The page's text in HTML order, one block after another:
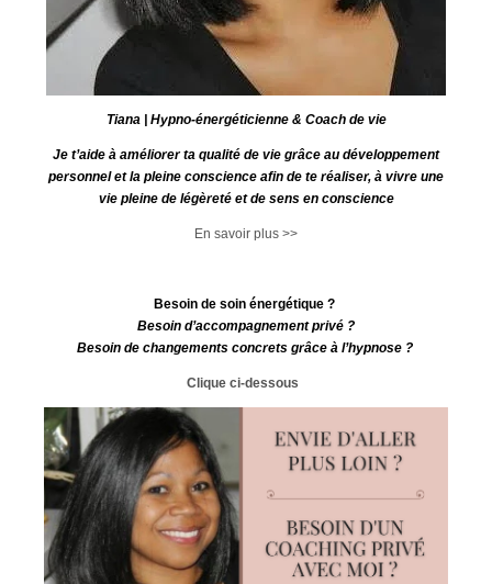
Tiana | Hypno-énergéticienne & Coach de vie
Je t’aide à améliorer ta qualité de vie grâce au développement
personnel et la pleine conscience afin de te réaliser, à vivre une
vie pleine de légèreté et de sens en conscience
En savoir plus >>
Besoin de soin énergétique ?
Besoin d’accompagnement privé ?
Besoin de changements concrets grâce à l’hypnose ?
Clique ci-dessous